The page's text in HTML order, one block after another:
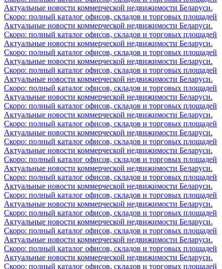
Актуальные новости коммерческой недвижимости Беларуси.
Скоро: полный каталог офисов, складов и торговых площадей
Актуальные новости коммерческой недвижимости Беларуси.
Скоро: полный каталог офисов, складов и торговых площадей
Актуальные новости коммерческой недвижимости Беларуси.
Скоро: полный каталог офисов, складов и торговых площадей
Актуальные новости коммерческой недвижимости Беларуси.
Скоро: полный каталог офисов, складов и торговых площадей
Актуальные новости коммерческой недвижимости Беларуси.
Скоро: полный каталог офисов, складов и торговых площадей
Актуальные новости коммерческой недвижимости Беларуси.
Скоро: полный каталог офисов, складов и торговых площадей
Актуальные новости коммерческой недвижимости Беларуси.
Скоро: полный каталог офисов, складов и торговых площадей
Актуальные новости коммерческой недвижимости Беларуси.
Скоро: полный каталог офисов, складов и торговых площадей
Актуальные новости коммерческой недвижимости Беларуси.
Скоро: полный каталог офисов, складов и торговых площадей
Актуальные новости коммерческой недвижимости Беларуси.
Скоро: полный каталог офисов, складов и торговых площадей
Актуальные новости коммерческой недвижимости Беларуси.
Скоро: полный каталог офисов, складов и торговых площадей
Актуальные новости коммерческой недвижимости Беларуси.
Скоро: полный каталог офисов, складов и торговых площадей
Актуальные новости коммерческой недвижимости Беларуси.
Скоро: полный каталог офисов, складов и торговых площадей
Актуальные новости коммерческой недвижимости Беларуси.
Скоро: полный каталог офисов, складов и торговых площадей
Актуальные новости коммерческой недвижимости Беларуси.
Скоро: полный каталог офисов, складов и торговых площадей